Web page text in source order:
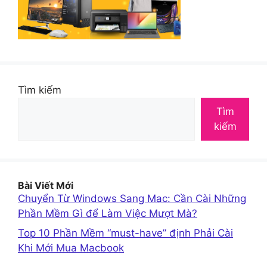
Tìm kiếm
Tìm
kiếm
Bài Viết Mới
Chuyển Từ Windows Sang Mac: Cần Cài Những
Phần Mềm Gì để Làm Việc Mượt Mà?
Top 10 Phần Mềm “must-have” định Phải Cài
Khi Mới Mua Macbook